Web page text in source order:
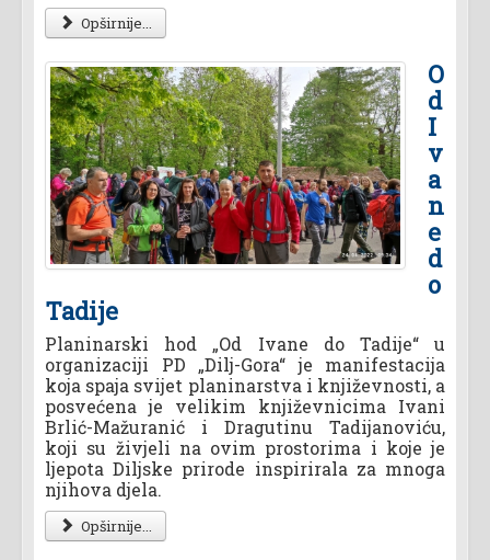
Opširnije...
O
d
I
v
a
n
e
d
o
Tadije
Planinarski hod „Od Ivane do Tadije“ u
organizaciji PD „Dilj-Gora“ je manifestacija
koja spaja svijet planinarstva i književnosti, a
posvećena je velikim književnicima Ivani
Brlić-Mažuranić i Dragutinu Tadijanoviću,
koji su živjeli na ovim prostorima i koje je
ljepota Diljske prirode inspirirala za mnoga
njihova djela.
Opširnije...